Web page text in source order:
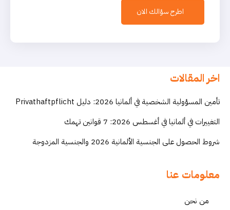
اطرح سؤالك الان
اخر المقالات
تأمين المسؤولية الشخصية في ألمانيا 2026: دليل Privathaftpflicht
التغييرات في ألمانيا في أغسطس 2026: 7 قوانين تهمك
شروط الحصول على الجنسية الألمانية 2026 والجنسية المزدوجة
معلومات عنا
من نحن